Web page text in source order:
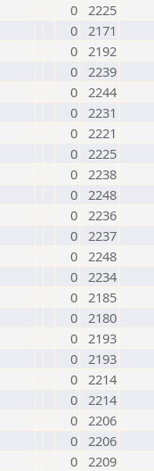
0 2225
0 2171
0 2192
0 2239
0 2244
0 2231
0 2221
0 2225
0 2238
0 2248
0 2236
0 2237
0 2248
0 2234
0 2185
0 2180
0 2193
0 2193
0 2214
0 2214
0 2206
0 2206
0 2209